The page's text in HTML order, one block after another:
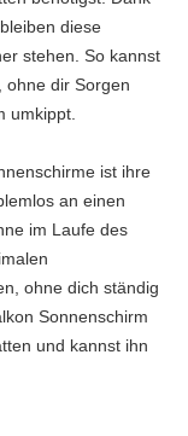
diese
stehen. So kannst
ohne dir Sorgen
umkippt.
ist ihre
an einen
im Laufe des
ohne dich ständig
Sonnenschirm
und kannst ihn